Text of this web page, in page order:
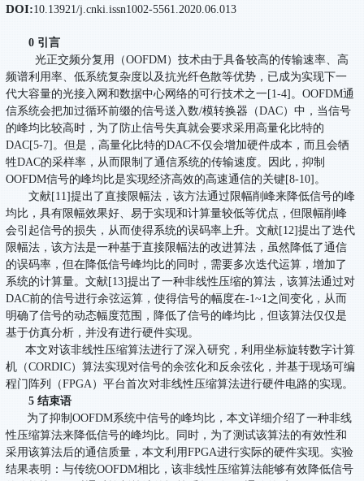
DOI:10.13921/j.cnki.issn1002-5561.2020.06.013
0 引言
光正交频分复用（OOFDM）技术由于具备较高的传输速率、高
频谱利用率、低系统复杂度以及抗光纤色散等优势，已成为实现下一
代大容量的光接入网和数据中心网络的可行技术之一[1-4]。OOFDM通
信系统会把加过循环前缀的信号送入数/模转换器（DAC）中，当信号
的峰均比较高时，为了防止信号失真就会要求采用高量化比特的
DAC[5-7]。但是，高量化比特的DAC不仅会增加硬件成本，而且会牺
牲DAC的采样率，从而限制了通信系统的传输速度。因此，抑制
OOFDM信号的峰均比是实现经济高效的高速通信的关键[8-10]。
文献[11]提出了直接限幅法，该方法通过限幅削峰来降低信号的峰
均比，具有限幅效果好、易于实现和计算量较低等优点，但限幅削峰
会引起信号的损失，从而使得系统的误码率上升。文献[12]提出了迭代
限幅法，该方法是一种基于直接限幅法的改进算法，虽然降低了通信
的误码率，但在降低信号峰均比的同时，需要多次迭代运算，增加了
系统的计算量。文献[13]提出了一种非线性压缩的算法，该算法通过对
DAC前的信号进行余弦运算，使得信号的幅度在-1~1之间变化，从而
明确了信号的动态幅度范围，降低了信号的峰均比，但该算法仅仅是
基于仿真分析，并没有进行硬件实现。
本文对该非线性压缩算法进行了深入研究，利用坐标旋转数字计算
机（CORDIC）算法实现对信号的余弦化和反余弦化，并基于现场可编
程门阵列（FPGA）平台首次对非线性压缩算法进行硬件电路的实现。
5 结束语
为了抑制OOFDM系统中信号的峰均比，本文详细介绍了一种非线
性压缩算法来降低信号的峰均比。同时，为了测试该算法的有效性和
采用该算法后的通信质量，本文利用FPGA进行实际的硬件实现。实验
结果表明：与传统OOFDM相比，该非线性压缩算法能够有效降低信号